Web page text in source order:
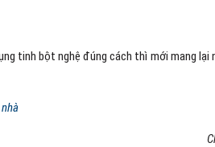
tinh bột nghệ đúng cách thì mới mang lại